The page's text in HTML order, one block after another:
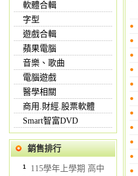
軟體合輯
字型
遊戲合輯
蘋果電腦
音樂、歌曲
電腦遊戲
醫學相關
商用.財經.股票軟體
Smart智富DVD
銷售排行
1 115學年上學期 高中